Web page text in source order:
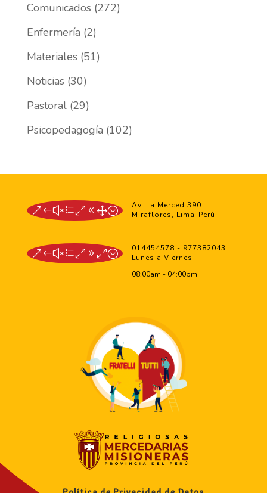
Comunicados(272)
Enfermería (2)
Materiales(51)
Noticias(30)
Pastoral(29)
Psicopedagogía (102)
&#xe081;
Av. La Merced 390
Miraflores, Lima-Perú
&#xe090;
014454578 - 977382043
Lunes a Viernes
08:00am - 04:00pm